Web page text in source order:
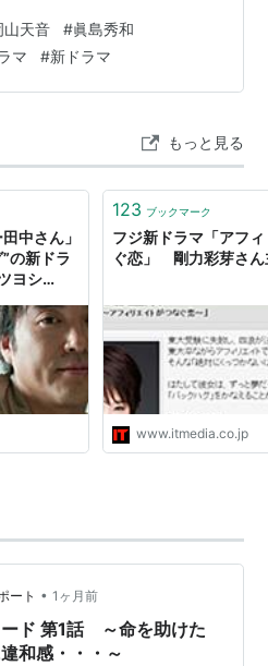
部署にスポットを当てた物
銃撃戦は一切ありません
に深く入り込むヒューマンド
ディのバランス ​実力派が固め
はこれ…
山天音 #眞島秀和
マ #新ドラマ
もっと見る
中さん」
の新ドラ
ヨシ
123 ブックマーク
フジ新ドラマ「アフ
ぐ恋」 剛力彩芽さん
www.itmedia.co.jp
ート • 1ヶ月前
ード 第1話 ～命を助けた
和感・・・～